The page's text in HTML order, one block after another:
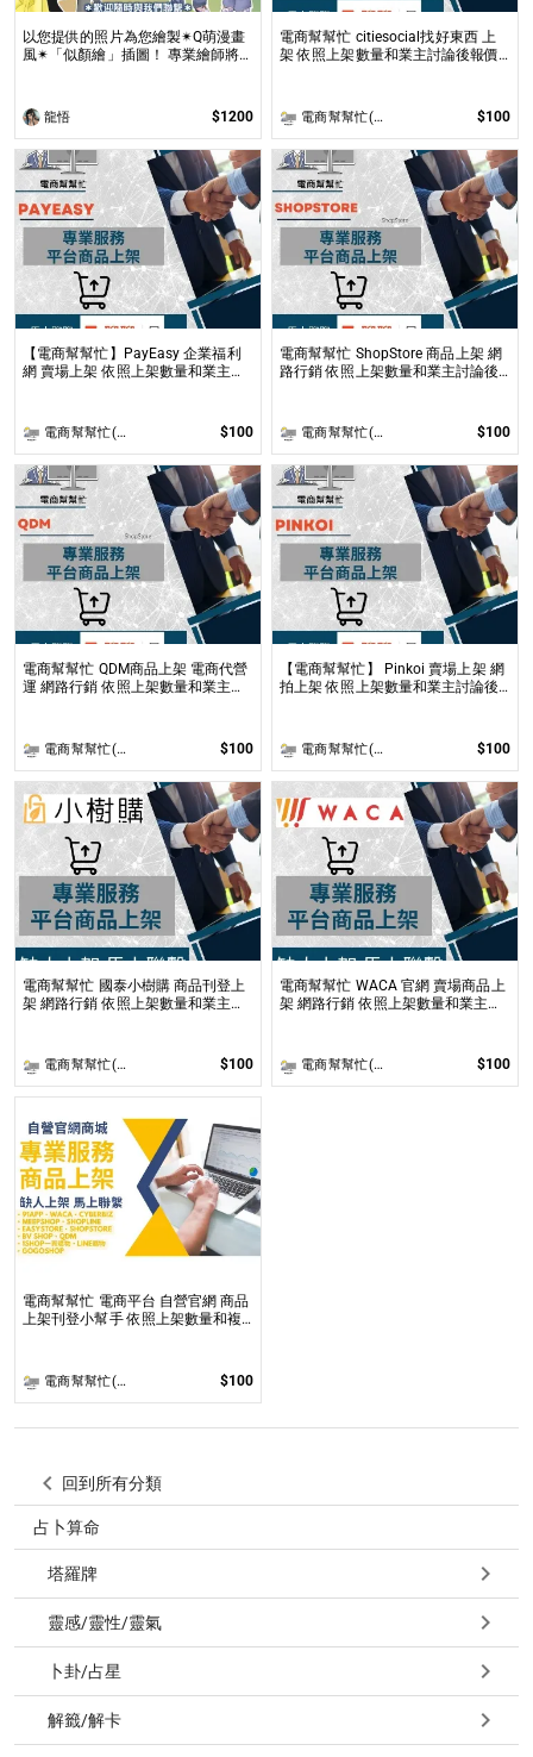
以您提供的照片為您繪製✴Q萌漫畫
風✴「似顏繪」插圖！ 專業繪師將
龍悟 $1200
電商幫幫忙 citiesocial找好東西 上
架 依照上架數量和業主討論後報價
電商幫幫忙(電商平台代營運/電商上架/運營策略/網路行銷) $100
【電商幫幫忙】PayEasy 企業福利
網 賣場上架 依照上架數量和業主討
電商幫幫忙(電商平台代營運/電商上架/運營策略/網路行銷) $100
電商幫幫忙 ShopStore 商品上架 網
路行銷 依照上架數量和業主討論後
電商幫幫忙(電商平台代營運/電商上架/運營策略/網路行銷) $100
電商幫幫忙 QDM商品上架 電商代營
運 網路行銷 依照上架數量和業主討
電商幫幫忙(電商平台代營運/電商上架/運營策略/網路行銷) $100
【電商幫幫忙】 Pinkoi 賣場上架 網
拍上架 依照上架數量和業主討論後
電商幫幫忙(電商平台代營運/電商上架/運營策略/網路行銷) $100
電商幫幫忙 國泰小樹購 商品刊登上
架 網路行銷 依照上架數量和業主討
電商幫幫忙(電商平台代營運/電商上架/運營策略/網路行銷) $100
電商幫幫忙 WACA 官網 賣場商品上
架 網路行銷 依照上架數量和業主討
電商幫幫忙(電商平台代營運/電商上架/運營策略/網路行銷) $100
電商幫幫忙 電商平台 自營官網 商品
上架刊登小幫手 依照上架數量和複
電商幫幫忙(電商平台代營運/電商上架/運營策略/網路行銷) $100
回到所有分類
占卜算命
塔羅牌
靈感/靈性/靈氣
卜卦/占星
解籤/解卡